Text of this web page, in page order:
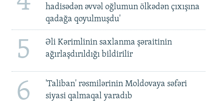
hadisədən əvvəl oğlumun ölkədən çıxışına
qadağa qoyulmuşdu'
5
Əli Kərimlinin saxlanma şəraitinin
ağırlaşdırıldığı bildirilir
6
'Taliban' rəsmilərinin Moldovaya səfəri
siyasi qalmaqal yaradıb